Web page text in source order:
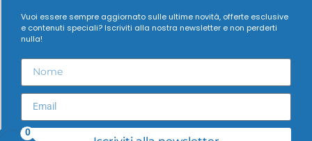
0
Vuoi essere sempre aggiornato sulle ultime novità, offerte esclusive
e contenuti speciali? Iscriviti alla nostra newsletter e non perderti
nulla!